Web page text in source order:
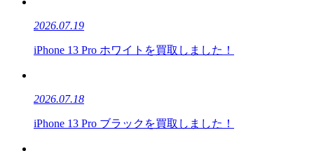
2026.07.19
iPhone 13 Pro ホワイトを買取しました！
2026.07.18
iPhone 13 Pro ブラックを買取しました！